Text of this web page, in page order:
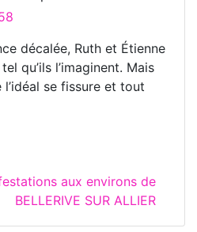
décalée, Ruth et Étienne
qu’ils l’imaginent. Mais
se fissure et tout
aux environs de
BELLERIVE SUR ALLIER